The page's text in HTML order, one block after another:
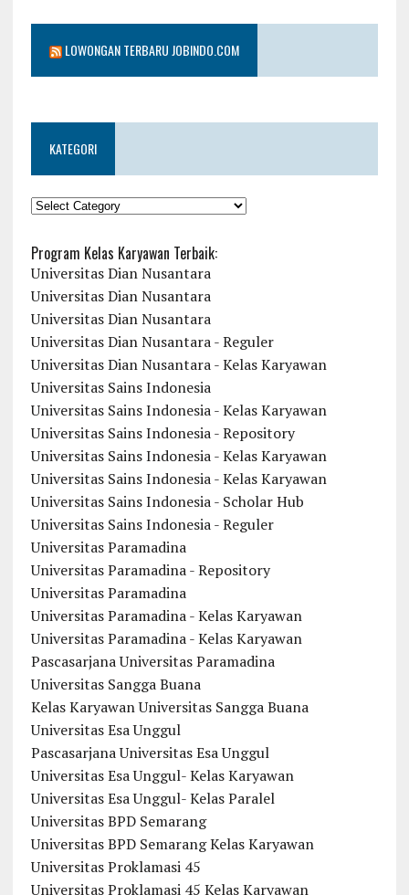
LOWONGAN TERBARU JOBINDO.COM
KATEGORI
KATEGORI
Program Kelas Karyawan Terbaik:
Universitas Dian Nusantara
Universitas Dian Nusantara
Universitas Dian Nusantara
Universitas Dian Nusantara - Reguler
Universitas Dian Nusantara - Kelas Karyawan
Universitas Sains Indonesia
Universitas Sains Indonesia - Kelas Karyawan
Universitas Sains Indonesia - Repository
Universitas Sains Indonesia - Kelas Karyawan
Universitas Sains Indonesia - Kelas Karyawan
Universitas Sains Indonesia - Scholar Hub
Universitas Sains Indonesia - Reguler
Universitas Paramadina
Universitas Paramadina - Repository
Universitas Paramadina
Universitas Paramadina - Kelas Karyawan
Universitas Paramadina - Kelas Karyawan
Pascasarjana Universitas Paramadina
Universitas Sangga Buana
Kelas Karyawan Universitas Sangga Buana
Universitas Esa Unggul
Pascasarjana Universitas Esa Unggul
Universitas Esa Unggul- Kelas Karyawan
Universitas Esa Unggul- Kelas Paralel
Universitas BPD Semarang
Universitas BPD Semarang Kelas Karyawan
Universitas Proklamasi 45
Universitas Proklamasi 45 Kelas Karyawan